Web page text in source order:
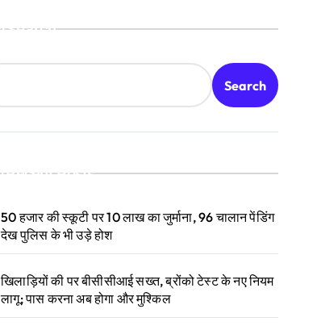
Search
Search
Recent Posts
50 हजार की स्कूटी पर 10 लाख का जुर्माना, 96 चालान पेंडिंग
देख पुलिस के भी उड़े होश
खिलाड़ियों की पर बीसीसीआई सख्त, ब्रोंको टेस्ट के नए नियम
लागू; पास करना अब होगा और मुश्किल